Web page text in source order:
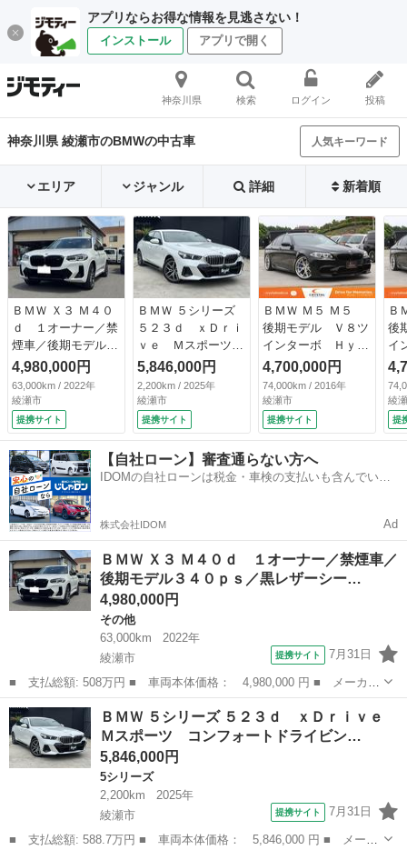
アプリならお得な情報を見逃さない！
インストール アプリで開く
神奈川県 検索 ログイン 投稿
神奈川県 綾瀬市のBMWの中古車 人気キーワード
エリア ジャンル 詳細 新着順
ＢＭＷ Ｘ３ Ｍ４０
ｄ １オーナー／禁
煙車／後期モデル３
４０ｐｓ／黒レザー
シート／ベンチレー
ター／ヒーター／ス
テアリングヒター／
ハーマンカードン／
パノラマルーフ／ド
ライビングアシスト
プロフェッショナル
／ハイラインＰＧ
（検10.4）
4,980,000円
63,000km / 2022年
綾瀬市
提携サイト
ＢＭＷ ５シリーズ
５２３ｄ ｘＤｒｉ
ｖｅ Ｍスポーツ
コンフォートドライ
ビングＰＫＧ １
４．９インチディス
プレイ アンビエン
トライト ＨＵＤ
ＥＴＣ ドラレコ
アラウンドビューモ
ニター 黒革シー
ー 純正１９インチ
（車検整備付）
5,846,000円
2,200km / 2025年
綾瀬市
提携サイト
ＢＭＷ Ｍ５ Ｍ５
後期モデル Ｖ８ツ
インターボ Ｈｙｐ
ｅｒＦｏｒｇｅｄ２
１インチＡＷ シル
バーストーンレザ
ー 社外テールラン
プ エアロ 社外ス
テアリング シート
ヒーター＆ベンチレ
ーター ＥＴＣ 全
4,700,000円
74,000km / 2016年
綾瀬市
提携サイト
Ｂ
後
イ
ｅ
１
バ
ー
プ
ー
（
綾
提
【自社ローン】審査通らない方へ
IDOMの自社ローンは税金・車検の支払いも含んでいる
株式会社IDOM Ad
ＢＭＷ Ｘ３ Ｍ４０ｄ １オーナー／禁煙車／
後期モデル３４０ｐｓ／黒レザーシー…
4,980,000円
その他
63,000km
2022年
綾瀬市
提携サイト 7月31日
■ 支払総額: 508万円 ■ 車両本体価格： 4,980,000 円 ■ メーカー
名： ＢＭＷ ■ 車種名： Ｘ３ ■ グレード名： Ｍ４０ｄ １オ
ーナー／禁煙車／後期モデル３４０ｐｓ／黒レザーシート／ベンチレ
ーター／ヒ...
神奈川 綾瀬市
ＢＭＷ ５シリーズ ５２３ｄ ｘＤｒｉｖｅ
Ｍスポーツ コンフォートドライビン…
5,846,000円
5シリーズ
2,200km
2025年
綾瀬市
提携サイト 7月31日
■ 支払総額: 588.7万円 ■ 車両本体価格： 5,846,000 円 ■ メーカ